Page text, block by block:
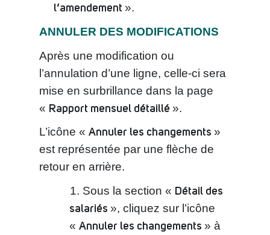
l’amendement ».
ANNULER DES MODIFICATIONS
Après une modification ou
l’annulation d’une ligne, celle-ci sera
mise en surbrillance dans la page
« Rapport mensuel détaillé ».
L’icône « Annuler les changements »
est représentée par une flèche de
retour en arrière.
Sous la section « Détail des
salariés », cliquez sur l’icône
«Annuler les changements » à